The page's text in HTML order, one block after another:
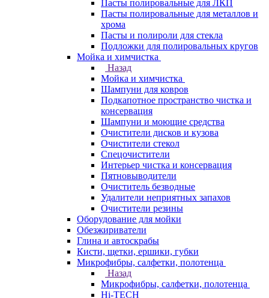
Пасты полировальные для ЛКП
Пасты полировальные для металлов и
хрома
Пасты и полироли для стекла
Подложки для полировальных кругов
Мойка и химчистка
Назад
Мойка и химчистка
Шампуни для ковров
Подкапотное пространство чистка и
консервация
Шампуни и моющие средства
Очистители дисков и кузова
Очистители стекол
Спецочистители
Интерьер чистка и консервация
Пятновыводители
Очиститель безводные
Удалители неприятных запахов
Очистители резины
Оборудование для мойки
Обезжириватели
Глина и автоскрабы
Кисти, щетки, ершики, губки
Микрофибры, салфетки, полотенца
Назад
Микрофибры, салфетки, полотенца
Hi-TECH